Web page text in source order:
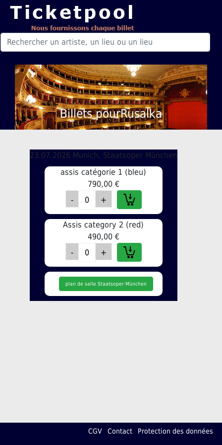
Billets pourRusalka
23.07.2026 Munich, Staatsoper München
assis catégorie 1 (bleu)
790,00 €
Assis category 2 (red)
490,00 €
plan de salle Staatsoper München
CGV Contact Protection des données